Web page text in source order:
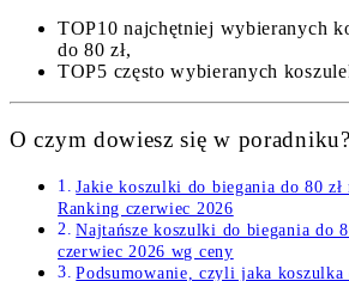
TOP10 najchętniej wybieranych
do 80 zł,
TOP5 często wybieranych
O czym dowiesz się w poradniku?
Jakie koszulki do biegania do 80
Ranking czerwiec 2026
Najtańsze koszulki do biegania do
czerwiec 2026 wg ceny
Podsumowanie, czyli jaka koszulka